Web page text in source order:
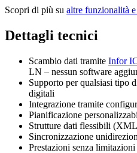
Scopri di più su altre funzionalità
Dettagli tecnici
Scambio dati tramite Infor
LN – nessun software
Supporto per qualsiasi tipo
digitali
Integrazione tramite
Pianificazione
Strutture dati flessibili
Sincronizzazione
Prestazioni senza limitazioni